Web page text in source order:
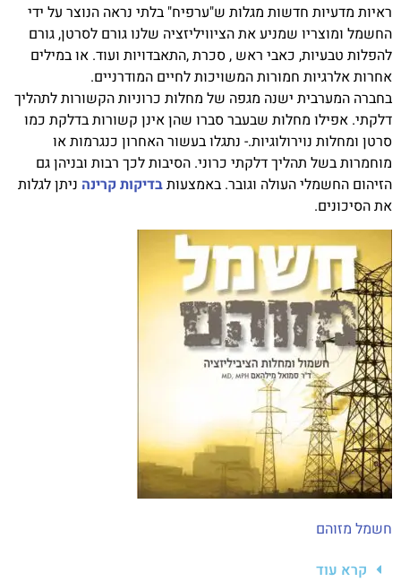
ראיות מדעיות חדשות מגלות ש"ערפיח" בלתי נראה הנוצר על ידי
החשמל ומוצריו שמניע את הציוויליזציה שלנו גורם לסרטן, גורם
להפלות טבעיות, כאבי ראש , סכרת ,התאבדויות ועוד. או במילים
אחרות אלרגיות חמורות המשויכות לחיים המודרניים.
בחברה המערבית ישנה מגפה של מחלות כרוניות הקשורות לתהליך
דלקתי. אפילו מחלות שבעבר סברו שהן אינן קשורות בדלקת כמו
סרטן ומחלות נוירולוגיות.- נתגלו בעשור האחרון כנגרמות או
מוחמרות בשל תהליך דלקתי כרוני. הסיבות לכך רבות ובניהן גם
הזיהום החשמלי העולה וגובר. באמצעותבדיקות קרינה ניתן לגלות
את הסיכונים.
חשמל מזוהם
קרא עוד